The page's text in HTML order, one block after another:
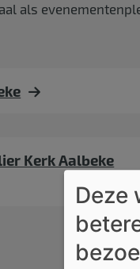
als
Kerk Aalbeke
Deze